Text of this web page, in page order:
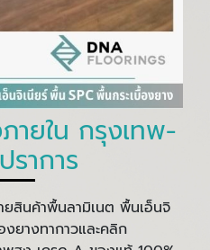
ยใน กรุงเทพ-
าการ
สินค้าพื้นลามิเนต พื้นเอ็นจิ
งยางทากาวและคลิก